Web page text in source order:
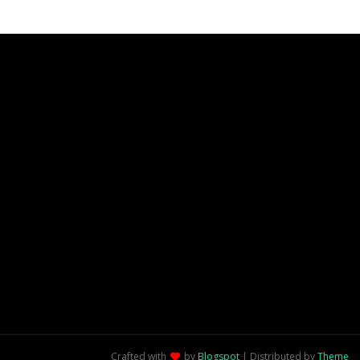
Crafted with by Blogspot | Distributed byTheme